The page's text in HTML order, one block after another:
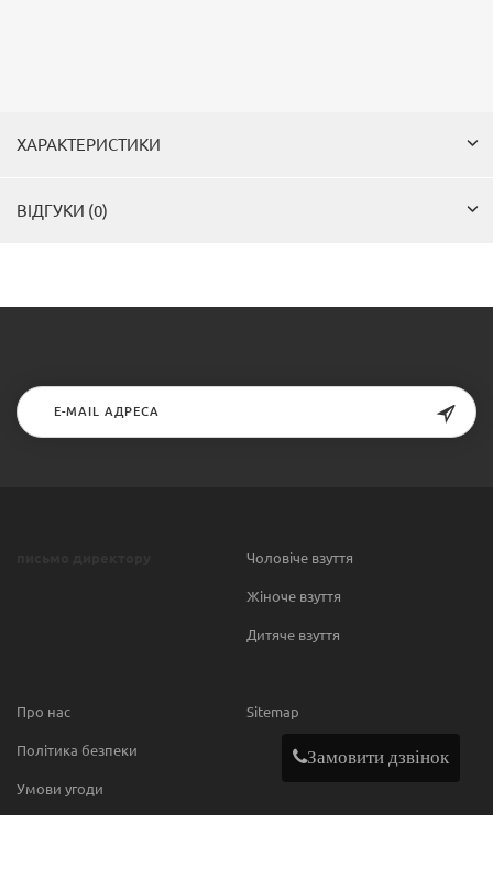
ХАРАКТЕРИСТИКИ
ВІДГУКИ (0)
Чоловіче взуття
Жіноче взуття
Дитяче взуття
Про нас
Політика безпеки
Умови угоди
Sitemap
Замовити дзвінок